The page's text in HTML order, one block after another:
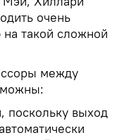
очень
такой сложной
ссоры между
поскольку выход